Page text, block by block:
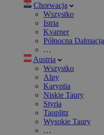
Chorwacja
Wszystko
Istria
Kvarner
Północna Dalmacja
…
Austria
Wszystko
Alpy
Karyntia
Niskie Taury
Styria
Tauplitz
Wysokie Taury
…